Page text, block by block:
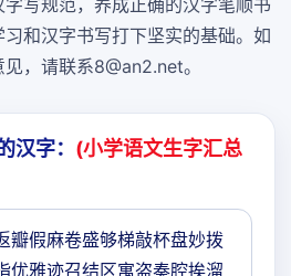
写规范，养成正确的汉字笔顺书
和汉字书写打下坚实的基础。如
，请联系8@an2.net。
汉字： (小学语文生字汇总